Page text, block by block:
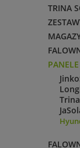
TRINA